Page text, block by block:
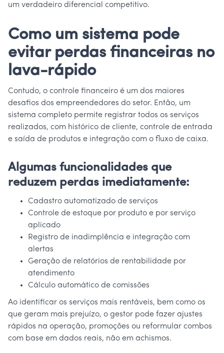
um verdadeiro diferencial competitivo.
Como um sistema pode
evitar perdas financeiras no
lava-rápido
Contudo, o controle financeiro é um dos maiores
desafios dos empreendedores do setor. Então, um
sistema completo permite registrar todos os serviços
realizados, com histórico de cliente, controle de entrada
e saída de produtos e integração com o fluxo de caixa.
Algumas funcionalidades que
reduzem perdas imediatamente:
Cadastro automatizado de serviços
Controle de estoque por produto e por serviço
aplicado
Registro de inadimplência e integração com
alertas
Geração de relatórios de rentabilidade por
atendimento
Cálculo automático de comissões
Ao identificar os serviços mais rentáveis, bem como os
que geram mais prejuízo, o gestor pode fazer ajustes
rápidos na operação, promoções ou reformular combos
com base em dados reais, não em achismos.